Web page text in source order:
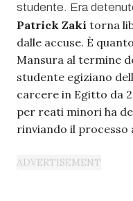
Patrick Zaki torna
dalle accuse. È
Mansura al termine
studente egiziano
carcere in Egitto da
per reati minori ha
rinviando il processo